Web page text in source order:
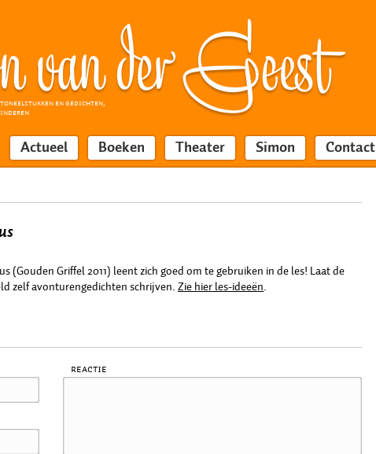
EN GEDICHTEN,
Actueel Boeken Theater Simon Contact
(Gouden Griffel 2011) leent zich goed om te gebruiken in de les! Laat de
zelf avonturengedichten schrijven.Zie hier les-ideeën.
Reactie